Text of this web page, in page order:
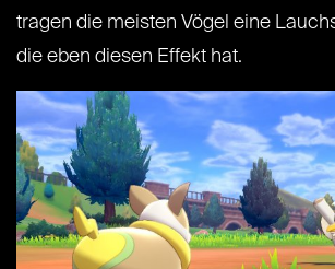
tragen die meisten Vögel eine
die eben diesen Effekt hat.